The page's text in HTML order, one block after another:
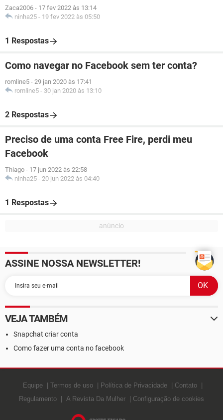
Zaca2006 - 17 fev 2022 às 13:14
ninha25 - 19 fev 2022 às 05:50
1 Respostas
Como navegar no Facebook sem ter conta?
romline5 - 29 jan 2020 às 17:41
romline5 - 30 jan 2020 às 13:10
2 Respostas
Preciso de uma conta Free Fire, perdi meu
Facebook
Thiago - 17 jun 2022 às 22:58
ninha25 - 20 jun 2022 às 04:40
1 Respostas
ASSINE NOSSA NEWSLETTER!
VEJA TAMBÉM
Snapchat criar conta
Como fazer uma conta no facebook
Equipe Termos de uso Política de Privacidade
Contato
Regulamento
A Revista Da Mulher Configuração de cookies